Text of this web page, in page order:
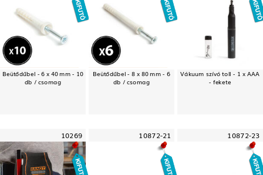
Beütődűbel - 6 x 40 mm - 10
db / csomag
Beütődűbel - 8 x 80 mm - 6
db / csomag
Vákuum szívó toll - 1 x AAA
- fekete
10269 10872-21 10872-23